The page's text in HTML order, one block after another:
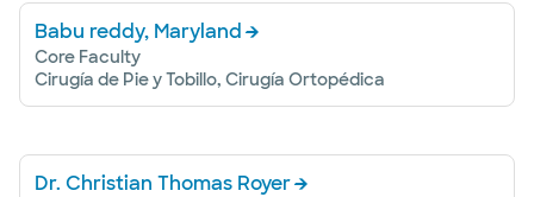
Babu reddy, Maryland
Core Faculty
Cirugía de Pie y Tobillo, Cirugía Ortopédica
Dr. Christian Thomas Royer